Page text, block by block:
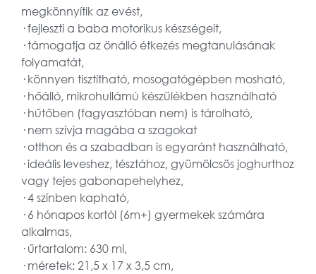
megkönnyítik az evést,
· fejleszti a baba motorikus készségeit,
· támogatja az önálló étkezés megtanulásának
folyamatát,
· könnyen tisztítható, mosogatógépben mosható,
· hőálló, mikrohullámú készülékben használható
· hűtőben (fagyasztóban nem) is tárolható,
· nem szívja magába a szagokat
· otthon és a szabadban is egyaránt használható,
· ideális leveshez, tésztához, gyümölcsös joghurthoz
vagy tejes gabonapehelyhez,
· 4 színben kapható,
· 6 hónapos kortól (6m+) gyermekek számára
alkalmas,
· űrtartalom: 630 ml,
· méretek: 21,5 x 17 x 3,5 cm,